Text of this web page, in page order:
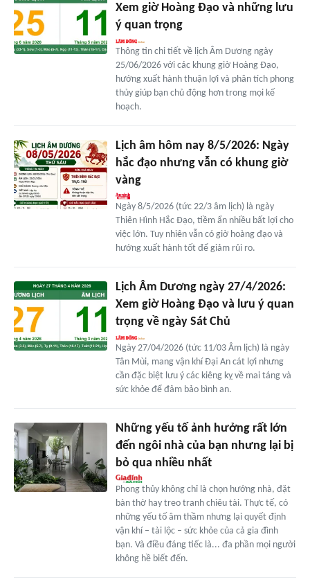
Xem giờ Hoàng Đạo và những lưu
ý quan trọng
Thông tin chi tiết về lịch Âm Dương ngày
25/06/2026 với các khung giờ Hoàng Đạo,
hướng xuất hành thuận lợi và phân tích phong
thủy giúp bạn chủ động hơn trong mọi kế
hoạch.
Lịch âm hôm nay 8/5/2026: Ngày
hắc đạo nhưng vẫn có khung giờ
vàng
Ngày 8/5/2026 (tức 22/3 âm lịch) là ngày
Thiên Hình Hắc Đạo, tiềm ẩn nhiều bất lợi cho
việc lớn. Tuy nhiên vẫn có giờ hoàng đạo và
hướng xuất hành tốt để giảm rủi ro.
Lịch Âm Dương ngày 27/4/2026:
Xem giờ Hoàng Đạo và lưu ý quan
trọng về ngày Sát Chủ
Ngày 27/04/2026 (tức 11/03 Âm lịch) là ngày
Tân Mùi, mang vận khí Đại An cát lợi nhưng
cần đặc biệt lưu ý các kiêng kỵ về mai táng và
sức khỏe để đảm bảo bình an.
Những yếu tố ảnh hưởng rất lớn
đến ngôi nhà của bạn nhưng lại bị
bỏ qua nhiều nhất
Phong thủy không chỉ là chọn hướng nhà, đặt
bàn thờ hay treo tranh chiêu tài. Thực tế, có
những yếu tố âm thầm nhưng lại quyết định
vận khí – tài lộc – sức khỏe của cả gia đình
bạn. Và điều đáng tiếc là... đa phần mọi người
không hề biết đến.